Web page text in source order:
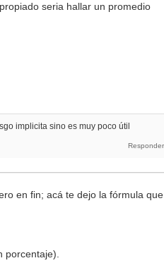
seria hallar un promedio
implicita sino es muy poco útil
en fin; acá te dejo la fórmula que
porcentaje).